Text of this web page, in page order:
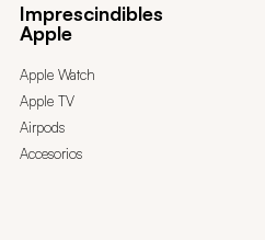
Imprescindibles
Apple
Apple Watch
Apple TV
Airpods
Accesorios